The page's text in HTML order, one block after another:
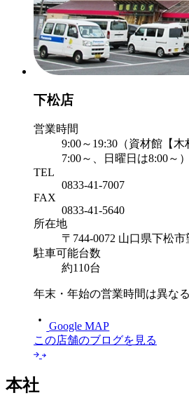
下松店
営業時間
9:00～19:30（資材館【
7:00～、日曜日は8:00～）
TEL
0833-41-7007
FAX
0833-41-5640
所在地
〒744-0072 山口県下松市
駐車可能台数
約110台
年末・年始の営業時間は異な
Google MAP
この店舗のブログを見る
本社